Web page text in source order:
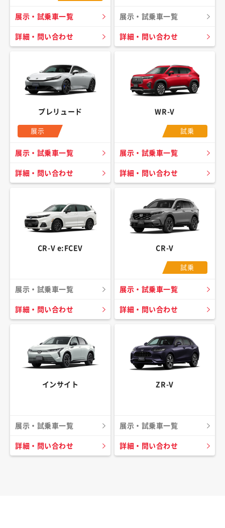
展示・試乗車一覧
詳細・問い合わせ
展示・試乗車一覧
詳細・問い合わせ
プレリュード
展示
展示・試乗車一覧
詳細・問い合わせ
WR-V
試乗
展示・試乗車一覧
詳細・問い合わせ
CR-V e:FCEV
展示・試乗車一覧
詳細・問い合わせ
CR-V
試乗
展示・試乗車一覧
詳細・問い合わせ
インサイト
展示・試乗車一覧
詳細・問い合わせ
ZR-V
展示・試乗車一覧
詳細・問い合わせ